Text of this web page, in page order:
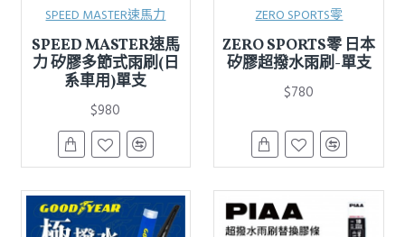
SPEED MASTER速馬力
SPEED MASTER速馬
力 矽膠多節式雨刷(日
系車用)單支
$980
ZERO SPORTS零
ZERO SPORTS零 日本
矽膠超撥水雨刷-單支
$780